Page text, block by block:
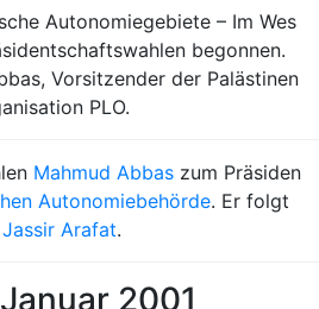
Autonomiegebiete – Im Wes
begonnen.
Vorsitzender der Palästinen
PLO.
Mahmud Abbas zum Präsiden
Autonomiebehörde. Er folgt
Jassir Arafat.
2001